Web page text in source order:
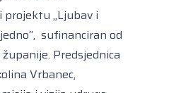
„Ljubav i
sufinanciran od
Predsjednica
Vrbanec,